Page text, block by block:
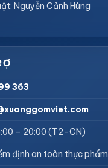
Nguyễn Cảnh Hùng
363
– 20:00 (T2–CN)
định an toàn thực phẩm